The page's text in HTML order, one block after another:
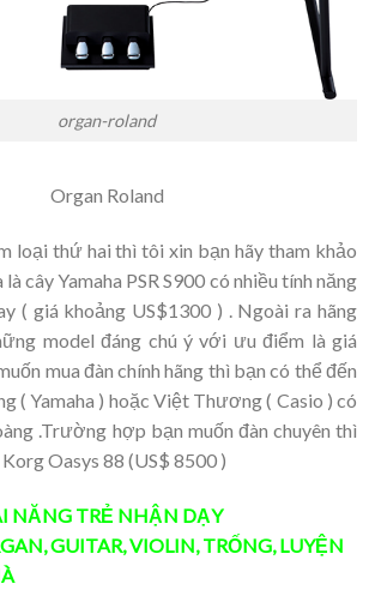
organ-roland
Organ Roland
loại thứ hai thì tôi xin bạn hãy tham khảo
cây Yamaha PSR S900 có nhiều tính năng
( giá khoảng US$1300 ) . Ngoài ra hãng
model đáng chú ý với ưu điểm là giá
mua đàn chính hãng thì bạn có thể đến
( Yamaha ) hoặc Việt Thương ( Casio ) có
.Trường hợp bạn muốn đàn chuyên thì
Oasys 88 (US$ 8500 )
NĂNG TRẺ NHẬN DẠY
,GUITAR,VIOLIN, TRỐNG, LUYỆN